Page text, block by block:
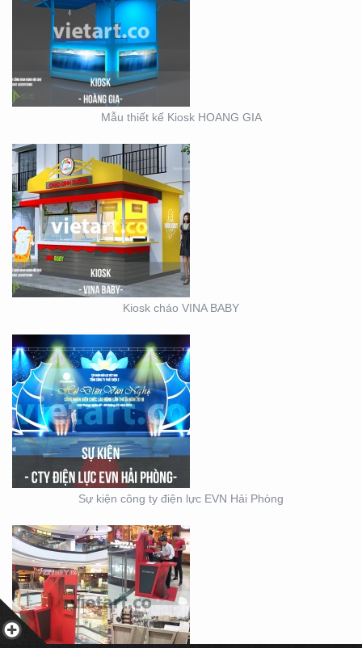
Mẫu thiết kế Kiosk HOANG GIA
KIOSK CHÁO VINA BABY
Kiosk cháo VINA BABY
SỰ KIỆN CÔNG TY ĐIỆN
LỰC EVN HẢI PHÒNG
Sự kiện công ty điện lực EVN Hải Phòng
BOOTH BÁN HÀNG MINI
– THIẾT KẾ SẢN XUẤT
MẪU BOOTH CITIGYM –
THIẾT KẾ THI CÔNG
MẪU GIAN KITCHEN
KONCEPT